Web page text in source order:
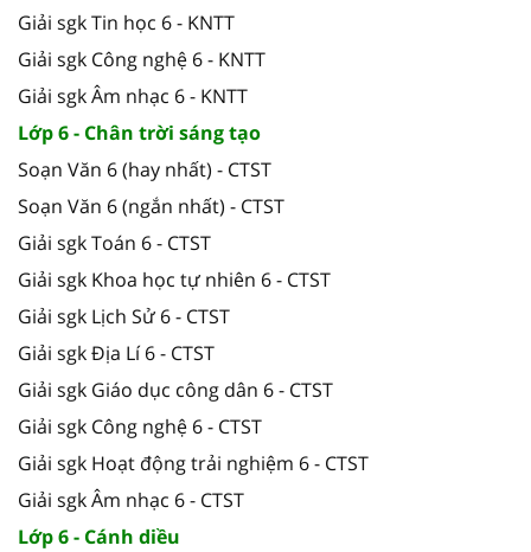
Giải sgk Tin học 6 - KNTT
Giải sgk Công nghệ 6 - KNTT
Giải sgk Âm nhạc 6 - KNTT
Lớp 6 - Chân trời sáng tạo
Soạn Văn 6 (hay nhất) - CTST
Soạn Văn 6 (ngắn nhất) - CTST
Giải sgk Toán 6 - CTST
Giải sgk Khoa học tự nhiên 6 - CTST
Giải sgk Lịch Sử 6 - CTST
Giải sgk Địa Lí 6 - CTST
Giải sgk Giáo dục công dân 6 - CTST
Giải sgk Công nghệ 6 - CTST
Giải sgk Hoạt động trải nghiệm 6 - CTST
Giải sgk Âm nhạc 6 - CTST
Lớp 6 - Cánh diều